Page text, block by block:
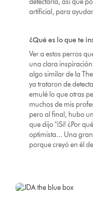
artificial, para
¿Qué es lo que te
Ver a estos perros
una clara
algo similar de la
ya trataron de
emulé lo que otras
muchos de mis
pero al final, hubo
que dijo "¡Sí! ¿Por
optimista... Una
porque creyó en él